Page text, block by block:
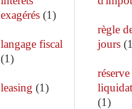
exagérés(1)
langage fiscal
(1)
leasing (1)
règle
jours(
(1)